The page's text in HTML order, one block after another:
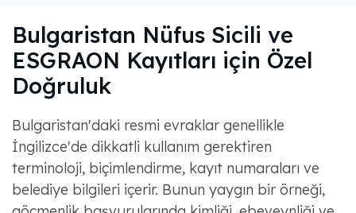
Bulgaristan Nüfus Sicili ve
ESGRAON Kayıtları için Özel
Doğruluk
Bulgaristan'daki resmi evraklar genellikle
İngilizce'de dikkatli kullanım gerektiren
terminoloji, biçimlendirme, kayıt numaraları ve
belediye bilgileri içerir. Bunun yaygın bir örneği,